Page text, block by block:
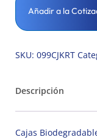
Añadir a la
SKU: 099CJKRT
Descripción
Cajas